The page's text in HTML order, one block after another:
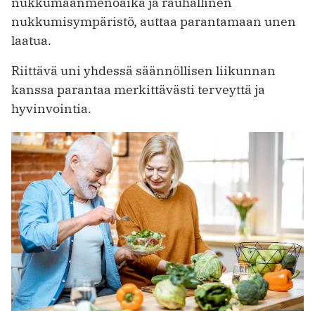
nukkumisympäristö, auttaa parantamaan unen
laatua.
Riittävä uni yhdessä säännöllisen liikunnan
kanssa parantaa merkittävästi terveyttä ja
hyvinvointia.